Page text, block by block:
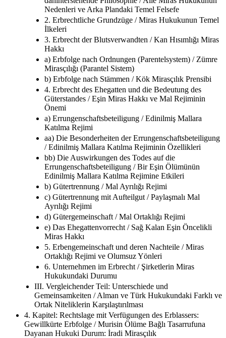
Nedenleri ve Arka Plandaki Temel Felsefe
2. Erbrechtliche Grundzüge / Miras Hukukunun Temel
İlkeleri
3. Erbrecht der Blutsverwandten / Kan Hısımlığı Miras
Hakkı
a) Erbfolge nach Ordnungen (Parentelsystem) / Zümre
Mirasçılığı (Parantel Sistem)
b) Erbfolge nach Stämmen / Kök Mirasçılık Prensibi
4. Erbrecht des Ehegatten und die Bedeutung des
Güterstandes / Eşin Miras Hakkı ve Mal Rejiminin
Önemi
a) Errungenschaftsbeteiligung / Edinilmiş Mallara
Katılma Rejimi
aa) Die Besonderheiten der Errungenschaftsbeteiligung
/ Edinilmiş Mallara Katılma Rejiminin Özellikleri
bb) Die Auswirkungen des Todes auf die
Errungenschaftsbeteiligung / Bir Eşin Ölümünün
Edinilmiş Mallara Katılma Rejimine Etkileri
b) Gütertrennung / Mal Ayrılığı Rejimi
c) Gütertrennung mit Aufteilgut / Paylaşmalı Mal
Ayrılığı Rejimi
d) Gütergemeinschaft / Mal Ortaklığı Rejimi
e) Das Ehegattenvorrecht / Sağ Kalan Eşin Öncelikli
Miras Hakkı
5. Erbengemeinschaft und deren Nachteile / Miras
Ortaklığı Rejimi ve Olumsuz Yönleri
6. Unternehmen im Erbrecht / Şirketlerin Miras
Hukukundaki Durumu
III. Vergleichender Teil: Unterschiede und
Gemeinsamkeiten / Alman ve Türk Hukukundaki Farklı ve
Ortak Niteliklerin Karşılaştırılması
4. Kapitel: Rechtslage mit Verfügungen des Erblassers:
Gewillkürte Erbfolge / Murisin Ölüme Bağlı Tasarrufuna
Dayanan Hukuki Durum: İradi Mirasçılık